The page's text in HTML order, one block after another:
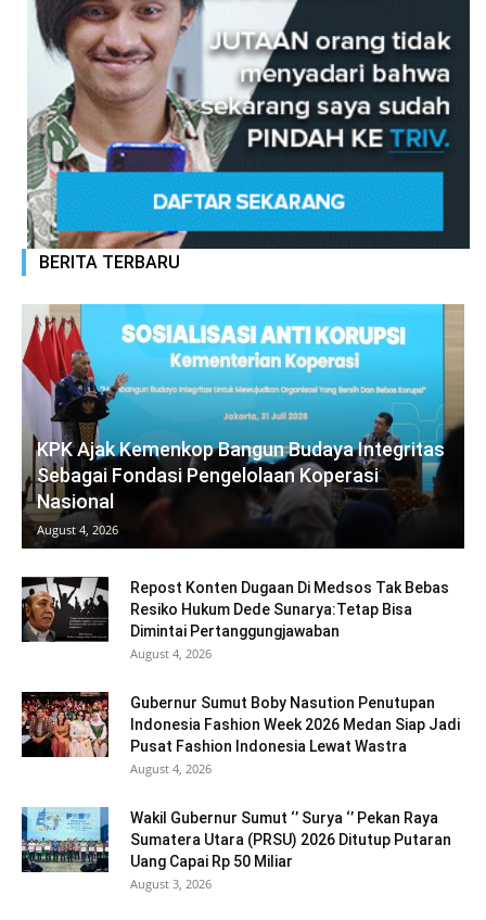
BERITA TERBARU
KPK Ajak Kemenkop Bangun Budaya Integritas
Sebagai Fondasi Pengelolaan Koperasi
Nasional
August 4, 2026
Repost Konten Dugaan Di Medsos Tak Bebas
Resiko Hukum Dede Sunarya:Tetap Bisa
Dimintai Pertanggungjawaban
August 4, 2026
Gubernur Sumut Boby Nasution Penutupan
Indonesia Fashion Week 2026 Medan Siap Jadi
Pusat Fashion Indonesia Lewat Wastra
August 4, 2026
Wakil Gubernur Sumut ‘’ Surya ‘’ Pekan Raya
Sumatera Utara (PRSU) 2026 Ditutup Putaran
Uang Capai Rp 50 Miliar
August 3, 2026